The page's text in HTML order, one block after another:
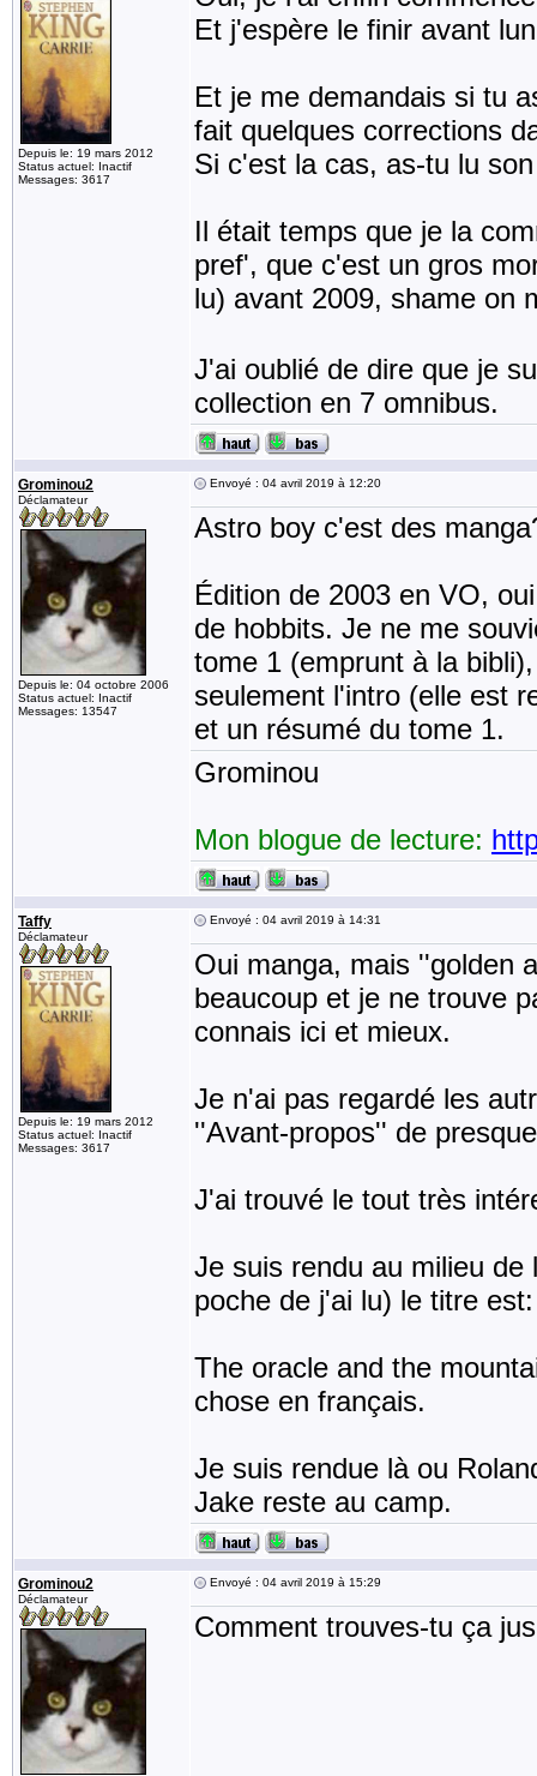
Depuis le: 19 mars 2012
Status actuel: Inactif
Messages: 3617
Et j'espère le finir avant
Et je me demandais si tu
fait quelques corrections
Si c'est la cas, as-tu lu
Il était temps que je la
pref', que c'est un gros
lu) avant 2009, shame on
J'ai oublié de dire que je
collection en 7 omnibus.
Grominou2
Déclamateur
Depuis le: 04 octobre 2006
Status actuel: Inactif
Messages: 13547
Envoyé : 04 avril 2019 à 12:20
Astro boy c'est des
Édition de 2003 en VO,
de hobbits. Je ne me
tome 1 (emprunt à la
seulement l'intro (elle est
et un résumé du tome 1.
Grominou
Mon blogue de lecture:
Taffy
Déclamateur
Depuis le: 19 mars 2012
Status actuel: Inactif
Messages: 3617
Envoyé : 04 avril 2019 à 14:31
Oui manga, mais ''golden
beaucoup et je ne trouve
connais ici et mieux.
Je n'ai pas regardé les
''Avant-propos'' de
J'ai trouvé le tout très
Je suis rendu au milieu
poche de j'ai lu) le titre est:
The oracle and the
chose en français.
Je suis rendue là ou
Jake reste au camp.
Grominou2
Déclamateur
Envoyé : 04 avril 2019 à 15:29
Comment trouves-tu ça